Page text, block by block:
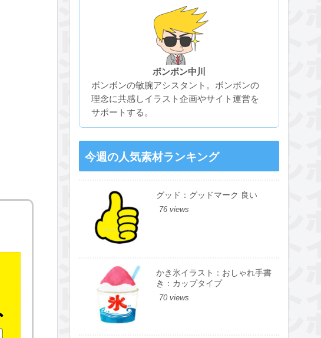
ボンボン中川
ボンボンの敏腕アシスタント。ボンボンの
理念に共感しイラスト企画やサイト運営を
サポートする。
今週の人気素材ランキング
グッド：グッドマーク 良い
76 views
かき氷イラスト：おしゃれ手書
き：カップタイプ
70 views